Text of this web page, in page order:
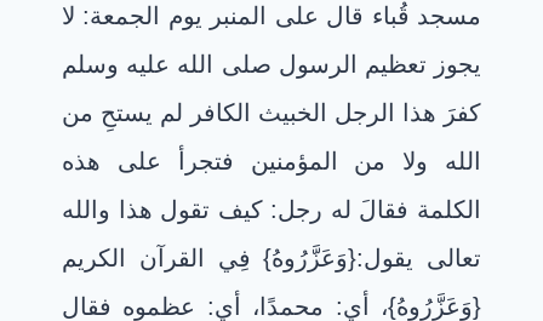
مسجد قُباء قال على المنبر يوم الجمعة: لا
يجوز تعظيم الرسول صلى الله عليه وسلم
كفرَ هذا الرجل الخبيث الكافر لم يستحِ من
الله ولا من المؤمنين فتجرأ على هذه
الكلمة فقالَ له رجل: كيف تقول هذا والله
تعالى يقول:{وَعَزَّرُوهُ} فِي القرآن الكريم
{وَعَزَّرُوهُ}، أي: محمدًا، أي: عظموه فقال